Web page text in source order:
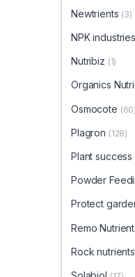
Newtrients (3)
NPK
Nutribiz (1)
Organics
Osmocote (60)
Plagron (128)
Plant success
Powder
Protect
Remo
Rock nutrients